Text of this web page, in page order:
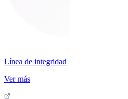
Línea de integridad
Ver más